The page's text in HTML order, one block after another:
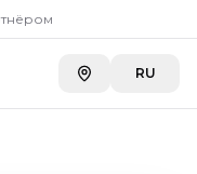
RU
В/Упак.